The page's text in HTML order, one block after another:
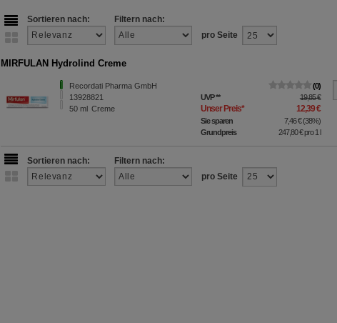
Sortieren nach:
Filtern nach:
pro Seite
MIRFULAN Hydrolind Creme
Recordati Pharma GmbH
13928821
50 ml Creme
0
UVP** 19,85 €
Unser Preis* 12,39 €
Sie sparen 7,46 €(38%)
Grundpreis
247,80 €pro 1 l
Sortieren nach:
Filtern nach:
pro Seite